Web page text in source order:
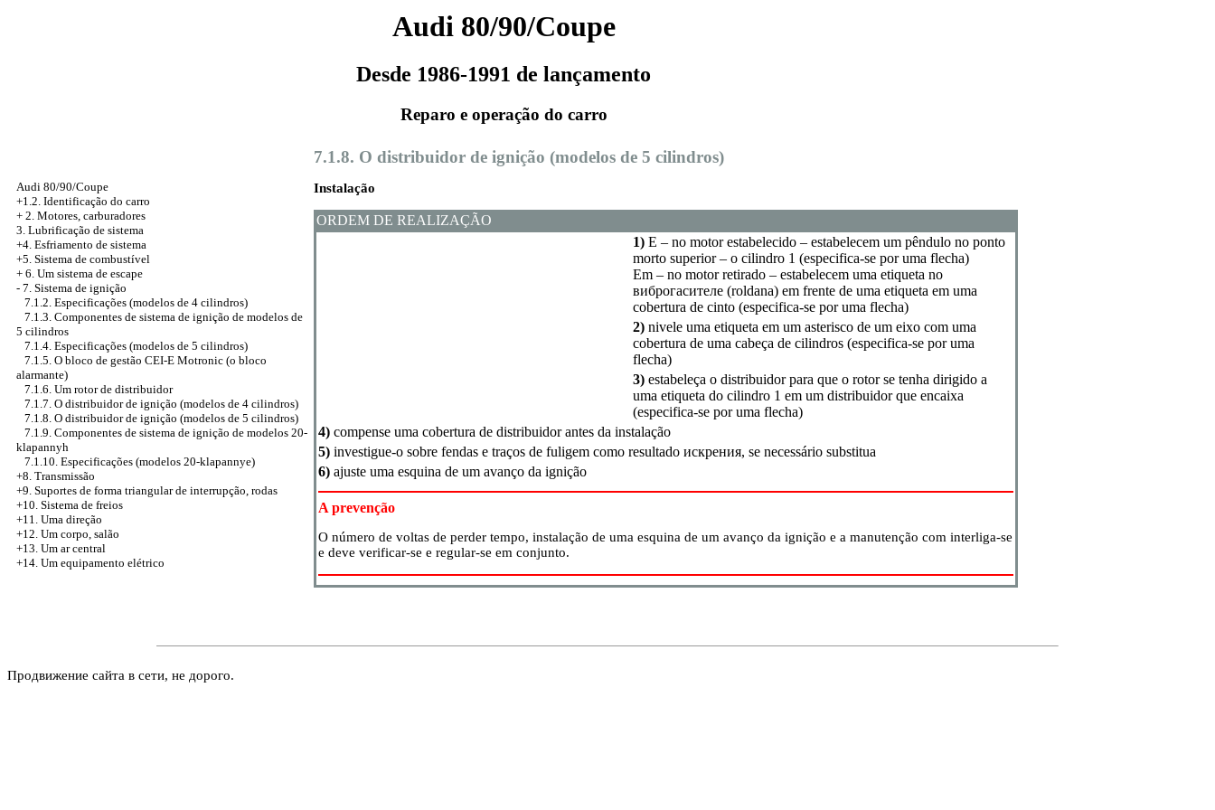
Audi 80/90/Coupe
Desde 1986-1991 de lançamento
Reparo e operação do carro
Audi 80/90/Coupe
+1.2. Identificação do carro
+ 2. Motores, carburadores
3. Lubrificação de sistema
+4. Esfriamento de sistema
+5. Sistema de combustível
+ 6. Um sistema de escape
- 7. Sistema de ignição
7.1.2. Especificações (modelos de 4 cilindros)
7.1.3. Componentes de sistema de ignição de modelos de
5 cilindros
7.1.4. Especificações (modelos de 5 cilindros)
7.1.5. O bloco de gestão CEI-E Motronic (o bloco
alarmante)
7.1.6. Um rotor de distribuidor
7.1.7. O distribuidor de ignição (modelos de 4 cilindros)
7.1.8. O distribuidor de ignição (modelos de 5 cilindros)
7.1.9. Componentes de sistema de ignição de modelos 20-
klapannyh
7.1.10. Especificações (modelos 20-klapannye)
+8. Transmissão
+9. Suportes de forma triangular de interrupção, rodas
+10. Sistema de freios
+11. Uma direção
+12. Um corpo, salão
+13. Um ar central
+14. Um equipamento elétrico
7.1.8. O distribuidor de ignição (modelos de 5 cilindros)
Instalação
ORDEM DE REALIZAÇÃO
1) E – no motor estabelecido – estabelecem um pêndulo no ponto
morto superior – o cilindro 1 (especifica-se por uma flecha)
Em – no motor retirado – estabelecem uma etiqueta no
виброгасителе (roldana) em frente de uma etiqueta em uma
cobertura de cinto (especifica-se por uma flecha)
2) nivele uma etiqueta em um asterisco de um eixo com uma
cobertura de uma cabeça de cilindros (especifica-se por uma
flecha)
3) estabeleça o distribuidor para que o rotor se tenha dirigido a
uma etiqueta do cilindro 1 em um distribuidor que encaixa
(especifica-se por uma flecha)
4) compense uma cobertura de distribuidor antes da instalação
5) investigue-o sobre fendas e traços de fuligem como resultado искрения, se necessário substitua
6) ajuste uma esquina de um avanço da ignição
A prevenção
O número de voltas de perder tempo, instalação de uma esquina de um avanço da ignição e a manutenção com interliga-se
e deve verificar-se e regular-se em conjunto.
Продвижение сайта в сети, не дорого.